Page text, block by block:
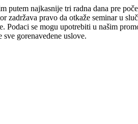
putem najkasnije tri radna dana pre
zadržava pravo da otkaže seminar u
Podaci se mogu upotrebiti u našim
gorenavedene uslove.